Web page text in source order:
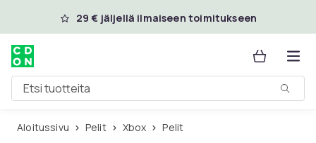
Ohita ja siirry pääsisältöön
29 € jäljellä ilmaiseen toimitukseen
Etsi tuotteita
Aloitussivu Pelit Xbox Pelit